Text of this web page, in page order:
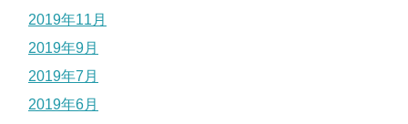
2019年11月
2019年9月
2019年7月
2019年6月